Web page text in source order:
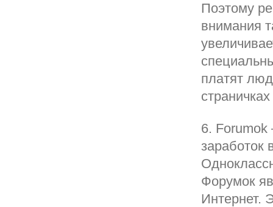
Поэтому
внимания
платят
6. Forumok
заработок
Форумок
Интернет.